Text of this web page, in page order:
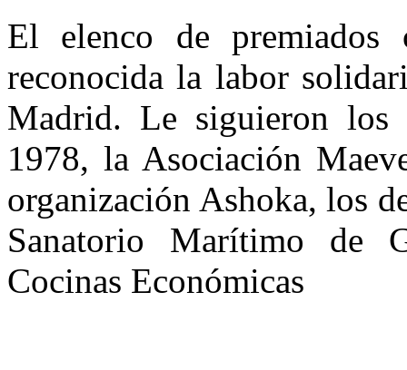
El elenco de premiados
reconocida la labor
Madrid. Le siguieron los
1978, la Asociación
organización Ashoka, los
Sanatorio Marítimo de
Cocinas Económicas